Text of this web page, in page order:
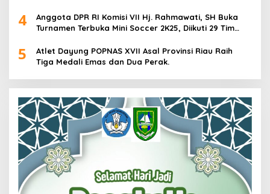
4
Anggota DPR RI Komisi VII Hj. Rahmawati, SH Buka
Turnamen Terbuka Mini Soccer 2K25, Diikuti 29 Tim
5
Atlet Dayung POPNAS XVII Asal Provinsi Riau Raih
Tiga Medali Emas dan Dua Perak.